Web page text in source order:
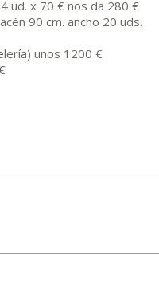
ud. x 70 € nos da 280 €
90 cm. ancho 20 uds.
unos 1200 €